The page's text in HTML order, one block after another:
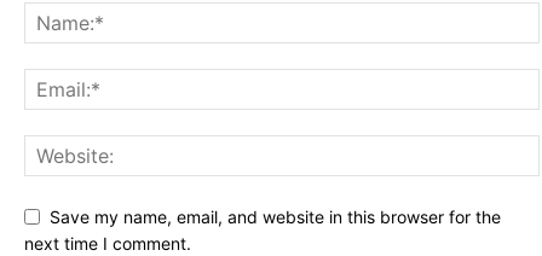
Save my name, email, and website in this browser for the
next time I comment.